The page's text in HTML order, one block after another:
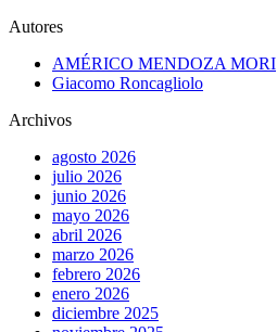
Autores
AMÉRICO MENDOZA MORI
Giacomo Roncagliolo
Archivos
agosto 2026
julio 2026
junio 2026
mayo 2026
abril 2026
marzo 2026
febrero 2026
enero 2026
diciembre 2025